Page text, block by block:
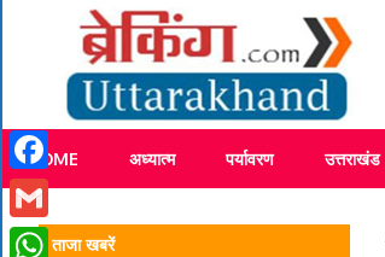
content
Breaking News Uttarakhand
HOME अध्यात्म पर्यावरण उत्तराखंड
ताजा खबरें
Facebook
Gmail